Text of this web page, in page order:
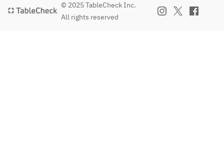
© 2025 TableCheck Inc.
All rights reserved